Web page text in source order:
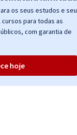
os seus estudos e seu
cursos para todas as
com garantia de
hoje